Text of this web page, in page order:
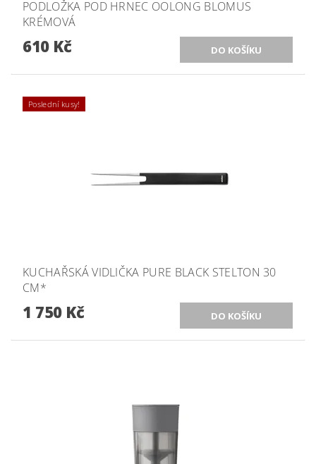
PODLOŽKA POD HRNEC OOLONG BLOMUS
KRÉMOVÁ
610 Kč
Poslední kusy!
KUCHAŘSKÁ VIDLIČKA PURE BLACK STELTON 30
CM*
1 750 Kč